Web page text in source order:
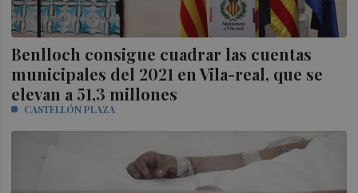
Benlloch consigue cuadrar las cuentas
municipales del 2021 en Vila-real, que se
elevan a 51,3 millones
CASTELLÓN PLAZA